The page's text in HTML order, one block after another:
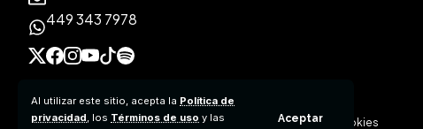
Al utilizar este sitio, acepta la Política de
privacidad, los Términos de uso y las
Aceptar
449 343 7978
Aviso de PrivacidadPolíticas de Contenido Políticas de Cookies